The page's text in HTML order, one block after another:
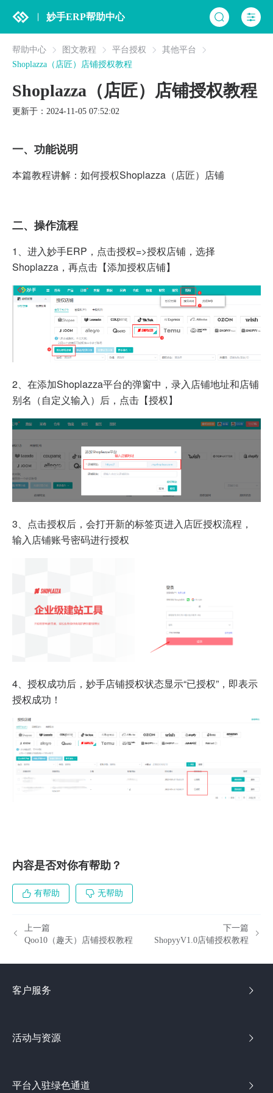
妙手ERP帮助中心
帮助中心 图文教程 平台授权
其他平台
Shoplazza（店匠）店铺授权教程
Shoplazza（店匠）店铺授权教程
更新于：2024-11-05 07:52:02
一、功能说明
本篇教程讲解：如何授权Shoplazza（店匠）店铺
二、操作流程
1、 进入妙手ERP，点击授权=>授权店铺，选择
Shoplazza，再点击【添加授权店铺】
2、在添加Shoplazza平台的弹窗中，录入店铺地址和店铺
别名（自定义输入）后，点击【授权】
3、点击授权后，会打开新的标签页进入店匠授权流程，
输入店铺账号密码进行授权
4、授权成功后，妙手店铺授权状态显示“已授权”，即表示
授权成功！
内容是否对你有帮助？
有帮助 无帮助
上一篇
Qoo10（趣天）店铺授权教程
下一篇
ShopyyV1.0店铺授权教程
客户服务
活动与资源
平台入驻绿色通道